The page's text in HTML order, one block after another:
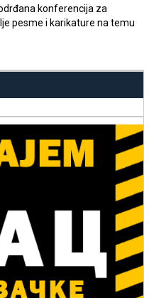
konferencija za
pesme i karikature na temu